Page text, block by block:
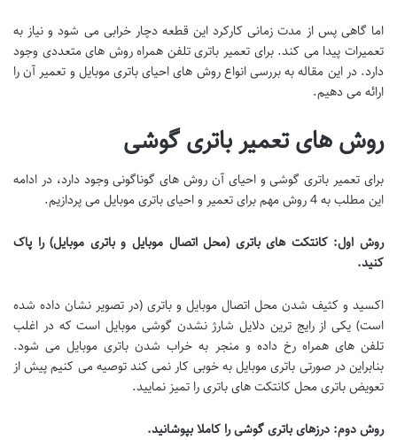
اما گاهی پس از مدت زمانی کارکرد این قطعه دچار خرابی می شود و نیاز به
تعمیرات پیدا می کند. برای تعمیر باتری تلفن همراه روش های متعددی وجود
دارد. در این مقاله به بررسی انواع روش های احیای باتری موبایل و تعمیر آن را
ارائه می دهیم.
روش های تعمیر باتری گوشی
برای تعمیر باتری گوشی و احیای آن روش های گوناگونی وجود دارد، در ادامه
این مطلب به 4 روش مهم برای تعمیر و احیای باتری موبایل می پردازیم.
روش اول: کانتکت های باتری (محل اتصال موبایل و باتری موبایل) را پاک
کنید.
اکسید و کثیف شدن محل اتصال موبایل و باتری (در تصویر نشان داده شده
است) یکی از رایج ترین دلایل شارژ نشدن گوشی موبایل است که در اغلب
تلفن های همراه رخ داده و منجر به خراب شدن باتری موبایل می شود.
بنابراین در صورتی باتری موبایل به خوبی کار نمی کند توصیه می کنیم پیش از
تعویض باتری محل کانتکت های باتری را تمیز نمایید.
روش دوم: درزهای باتری گوشی را کاملا بپوشانید.